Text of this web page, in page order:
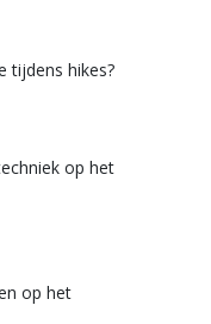
tijdens hikes?
op het
op het